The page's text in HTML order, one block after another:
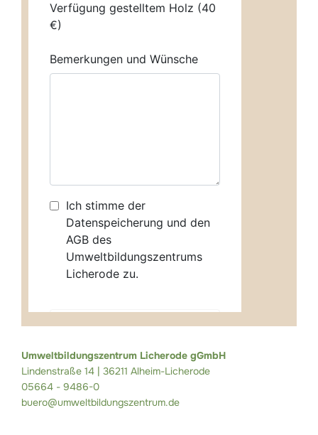
Umweltbildungszentrum Licherode gGmbH
Lindenstraße 14 | 36211 Alheim-Licherode
05664 - 9486-0
buero@umweltbildungszentrum.de